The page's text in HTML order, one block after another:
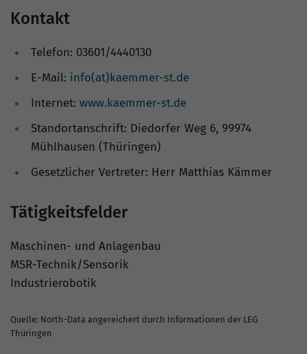
Kontakt
Telefon: 03601/4440130
E-Mail: info(at)kaemmer-st.de
Internet: www.kaemmer-st.de
Standortanschrift: Diedorfer Weg 6, 99974
Mühlhausen (Thüringen)
Gesetzlicher Vertreter: Herr Matthias Kämmer
Tätigkeitsfelder
Maschinen- und Anlagenbau
MSR-Technik/Sensorik
Industrierobotik
Quelle: North-Data angereichert durch Informationen der LEG
Thüringen